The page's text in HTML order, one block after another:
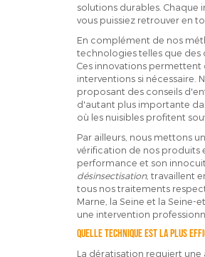
solutions durables. Chaque
vous puissiez retrouver en
En complément de nos
technologies telles que des
Ces innovations
interventions si nécessaire.
proposant des conseils
d'autant plus importante
où les nuisibles profitent
Par ailleurs, nous mettons
vérification de nos produits
performance et son
désinsectisation, travaillent
tous nos traitements
Marne, la Seine et la
une intervention
Quelle technique est la plus
La dératisation requiert